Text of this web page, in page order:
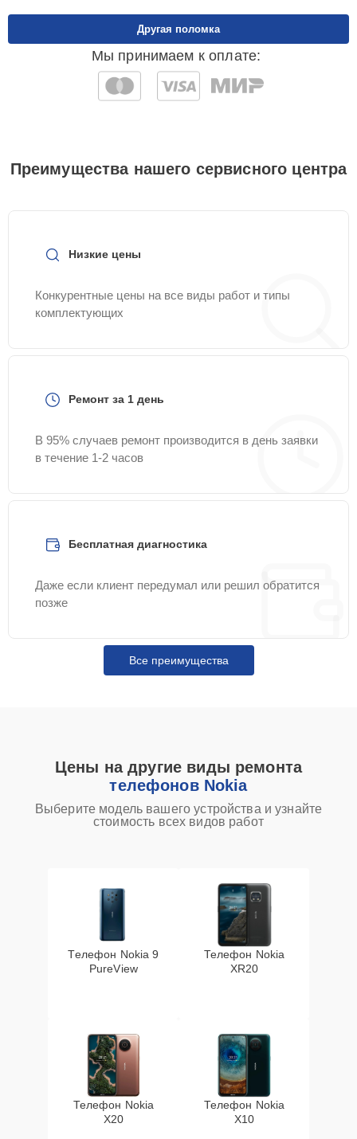
Мы принимаем к оплате:
Другая поломка
Преимущества нашего сервисного центра
Низкие цены
Конкурентные цены на все виды работ и типы
комплектующих
Ремонт за 1 день
В 95% случаев ремонт производится в день заявки
в течение 1-2 часов
Бесплатная диагностика
Даже если клиент передумал или решил обратится
позже
Все преимущества
Цены на другие виды ремонта
телефонов Nokia
Выберите модель вашего устройства и узнайте
стоимость всех видов работ
Телефон Nokia 9
PureView
Телефон Nokia
XR20
Телефон Nokia
X20
Телефон Nokia
X10